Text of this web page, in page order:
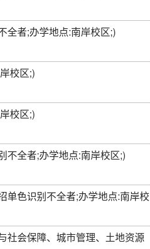
全者;办学地点:南岸校区;)
校区;)
校区;)
不全者;办学地点:南岸校区;)
单色识别不全者;办学地点:南岸校
社会保障、城市管理、土地资源